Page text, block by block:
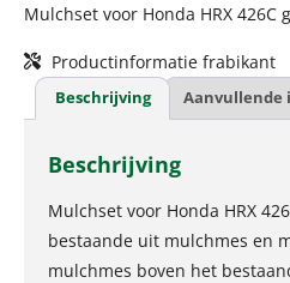
Mulchset voor Honda HRX 426C
Productinformatie frabikant
Beschrijving Aanvullende
Beschrijving
Mulchset voor Honda HRX
bestaande uit mulchmes en
mulchmes boven het